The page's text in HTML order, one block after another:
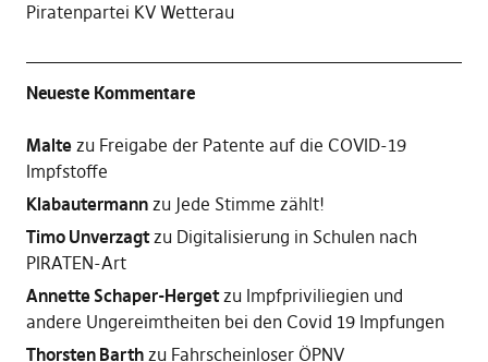
Piratenpartei KV Wetterau
Neueste Kommentare
Maltezu Freigabe der Patente auf die COVID-19
Impfstoffe
Klabautermannzu Jede Stimme zählt!
Timo Unverzagtzu Digitalisierung in Schulen nach
PIRATEN-Art
Annette Schaper-Hergetzu Impfpriviliegien und
andere Ungereimtheiten bei den Covid 19 Impfungen
Thorsten Barthzu Fahrscheinloser ÖPNV